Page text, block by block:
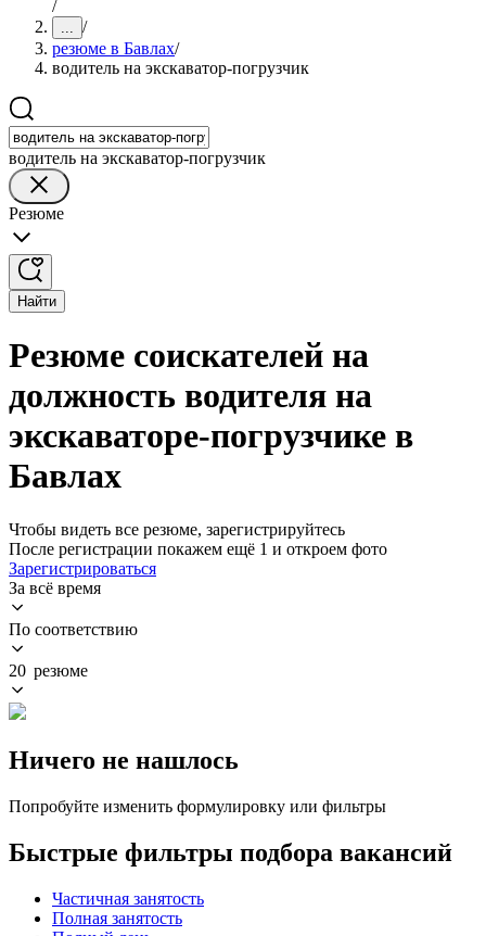
/
... /
резюме в Бавлах/
водитель на экскаватор-погрузчик
водитель на экскаватор-погрузчик
Резюме
Найти
Резюме соискателей на
должность водителя на
экскаваторе-погрузчике в
Бавлах
Чтобы видеть все резюме, зарегистрируйтесь
После регистрации покажем ещё 1 и откроем фото
Зарегистрироваться
За всё время
По соответствию
20 резюме
Ничего не нашлось
Попробуйте изменить формулировку или фильтры
Быстрые фильтры подбора вакансий
Частичная занятость
Полная занятость